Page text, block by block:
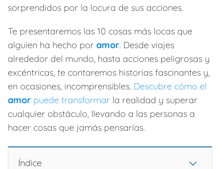
sorprendidos por la locura de sus acciones.
Te presentaremos las 10 cosas más locas que
alguien ha hecho por amor. Desde viajes
alrededor del mundo, hasta acciones peligrosas y
excéntricas, te contaremos historias fascinantes y,
en ocasiones, incomprensibles. Descubre cómo el
amor puede transformar la realidad y superar
cualquier obstáculo, llevando a las personas a
hacer cosas que jamás pensarías.
Índice